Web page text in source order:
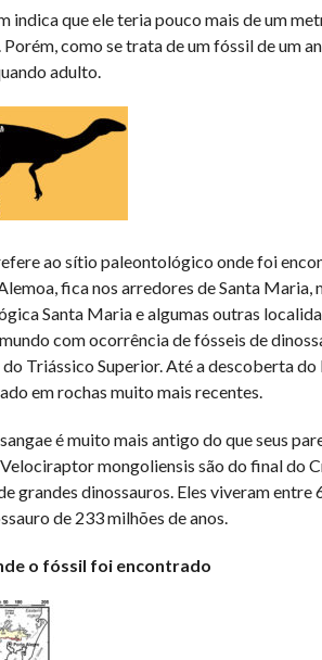
indica que ele teria pouco mais de um
como se trata de um fóssil de um
adulto.
ao sítio paleontológico onde foi
fica nos arredores de Santa Maria,
Santa Maria e algumas outras
com ocorrência de fósseis de
Triássico Superior. Até a descoberta
em rochas muito mais recentes.
é muito mais antigo do que seus
mongoliensis são do final do
grandes dinossauros. Eles viveram entre
de 233 milhões de anos.
o fóssil foi encontrado